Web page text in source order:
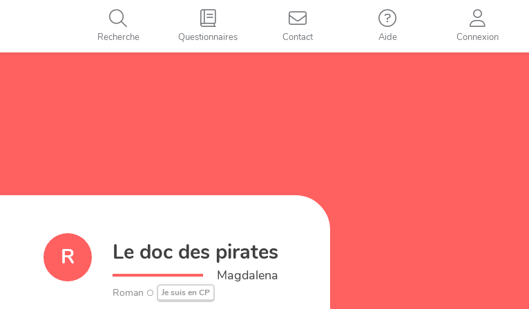
Recherche Questionnaires Contact Aide Connexion
R Le doc des pirates
Magdalena
Roman Je suis en CP